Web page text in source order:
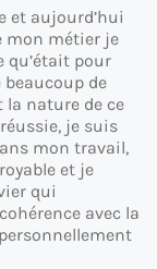
et aujourd’hui
mon métier je
qu’était pour
de
nature de ce
je suis
mon travail,
et je
qui
avec la